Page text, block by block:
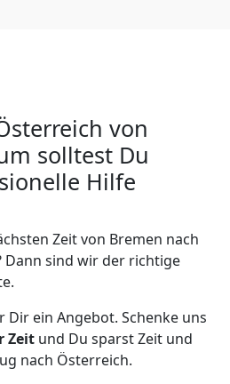
von
solltest Du
Hilfe
Zeit von Bremen nach
Dann sind wir der richtige
Dir ein Angebot. Schenke uns
Zeit und Du sparst Zeit und
nach Österreich.